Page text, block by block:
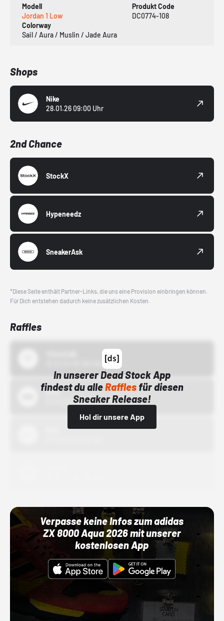
Modell
Jordan 1 Low
Produkt Code
DC0774-108
Colorway
Sail / Aura / Muslin / Jade Aura
Shops
Nike
28.01.26 09:00 Uhr
2nd Chance
StockX
Hypeneedz
SneakerAsk
*Diese Seite enthält Partner-Links, die uns eine Provision einbringen können.
Für Dich entstehen dadurch keine zusätzlichen Kosten.
Raffles
In unserer Dead Stock App
findest du alleRafflesfür diesen
Sneaker Release!
Hol dir unsere App
Bstn
01.10.22 00:00 Uhr
Verpasse keine Infos zum adidas
ZX 8000 Aqua 2026 mit unserer
kostenlosen App